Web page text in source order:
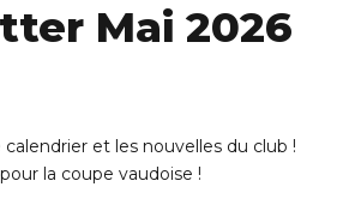
Mai 2026
calendrier et les nouvelles du club !
la coupe vaudoise !